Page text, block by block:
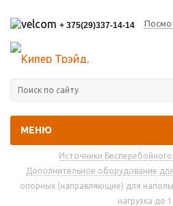
+ 375(29)337-14-14
МЕНЮ
Источники
Дополнительное оборудование
опорных (направляющие) для
нагрузка до